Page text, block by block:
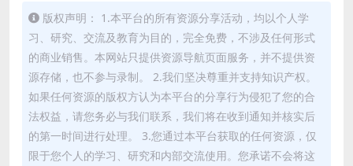
版权声明： 1.本平台的所有资源分享活动，均以个人学
习、研究、交流及教育为目的，完全免费，不涉及任何形式
的商业销售。本网站只提供资源导航页面服务，并不提供资
源存储，也不参与录制。 2.我们坚决尊重并支持知识产权。
如果任何资源的版权方认为本平台的分享行为侵犯了您的合
法权益，请您务必与我们联系，我们将在收到通知并核实后
的第一时间进行处理。 3.您通过本平台获取的任何资源，仅
限于您个人的学习、研究和内部交流使用。您承诺不会将这